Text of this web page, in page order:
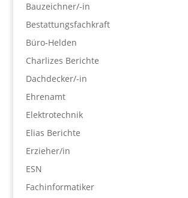
Bauzeichner/-in
Bestattungsfachkraft
Büro-Helden
Charlizes Berichte
Dachdecker/-in
Ehrenamt
Elektrotechnik
Elias Berichte
Erzieher/in
ESN
Fachinformatiker